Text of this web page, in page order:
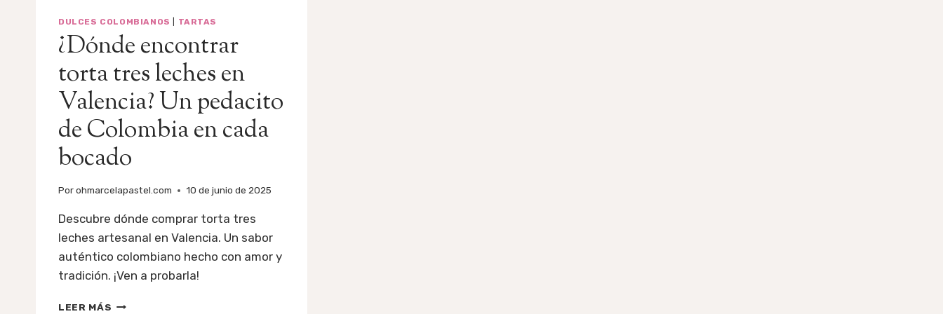
DULCES COLOMBIANOS TARTAS
¿Dónde encontrar
torta tres leches en
Valencia? Un pedacito
de Colombia en cada
bocado
Porohmarcelapastel.com 10 de junio de 2025
Descubre dónde comprar torta tres
leches artesanal en Valencia. Un sabor
auténtico colombiano hecho con amor y
tradición. ¡Ven a probarla!
LEER MÁS ¿DÓNDE